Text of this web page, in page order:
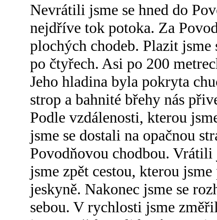
Nevrátili jsme se hned do
nejdříve tok potoka. Za
plochých chodeb. Plazit
po čtyřech. Asi po 200
Jeho hladina byla pokryta
strop a bahnité břehy nás
Podle vzdálenosti, kterou
jsme se dostali na opačnou
Povodňovou chodbou. Vrátili
jsme zpět cestou, kterou
jeskyně. Nakonec jsme se
sebou. V rychlosti jsme